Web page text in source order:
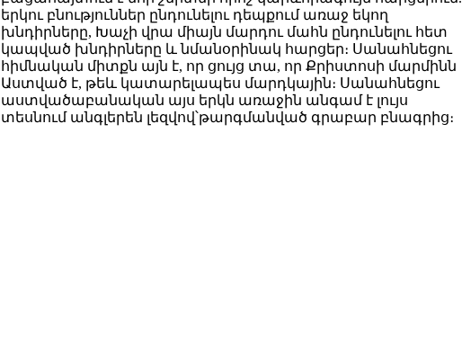
երկու բնություններ ընդունելու դեպքում առաջ եկող
խնդիրները, Խաչի վրա միայն մարդու մահն ընդունելու հետ
կապված խնդիրները և նմանօրինակ հարցեր։ Սանահնեցու
հիմնական միտքն այն է, որ ցույց տա, որ Քրիստոսի մարմինն
Աստված է, թեև կատարելապես մարդկային։ Սանահնեցու
աստվածաբանական այս երկն առաջին անգամ է լույս
տեսնում անգլերեն լեզվով՝թարգմանված գրաբար բնագրից։